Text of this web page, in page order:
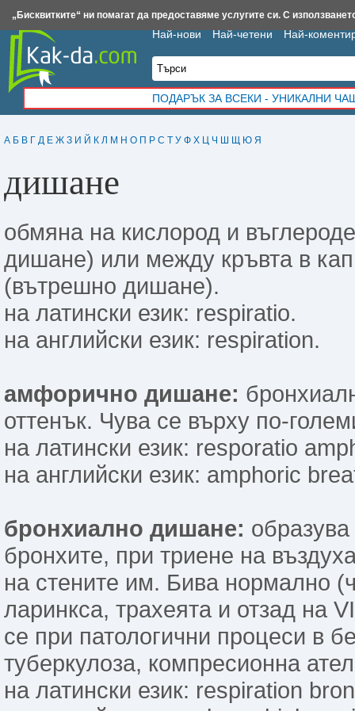
А Б В Г Д Е Ж З И Й К Л М Н О П Р С Т У Ф Х Ц Ч Ш Щ Ю Я
дишане
обмяна на кислород и
дишане) или между кръвта в
(вътрешно дишане).
на латински език: respiratio.
на английски език: respiration.
амфорично дишане:
оттенък. Чува се върху по-
на латински език: resporatio
на английски език: amphoric
бронхиално дишане:
бронхите, при триене на
на стените им. Бива нормално
ларинкса, трахеята и отзад на
се при патологични процеси в
туберкулоза, компресионна
на латински език: respiration
Най-нови Най-четени Най-
ПОДАРЪК ЗА ВСЕКИ - УНИКАЛНИ
Insert.bg Framar.bg Kak-da.com Iztochnik.com BauBau.bg NewAge.bg
„Бисквитките“ ни помагат да предоставяме услугите си. С